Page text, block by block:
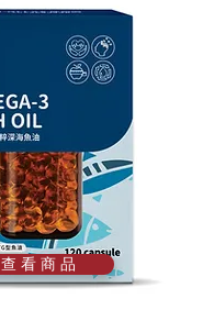
查 看 商 品